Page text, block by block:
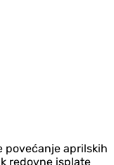
povećanje aprilskih
redovne isplate